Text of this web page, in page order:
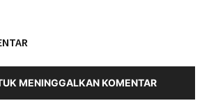
MENINGGALKAN KOMENTAR